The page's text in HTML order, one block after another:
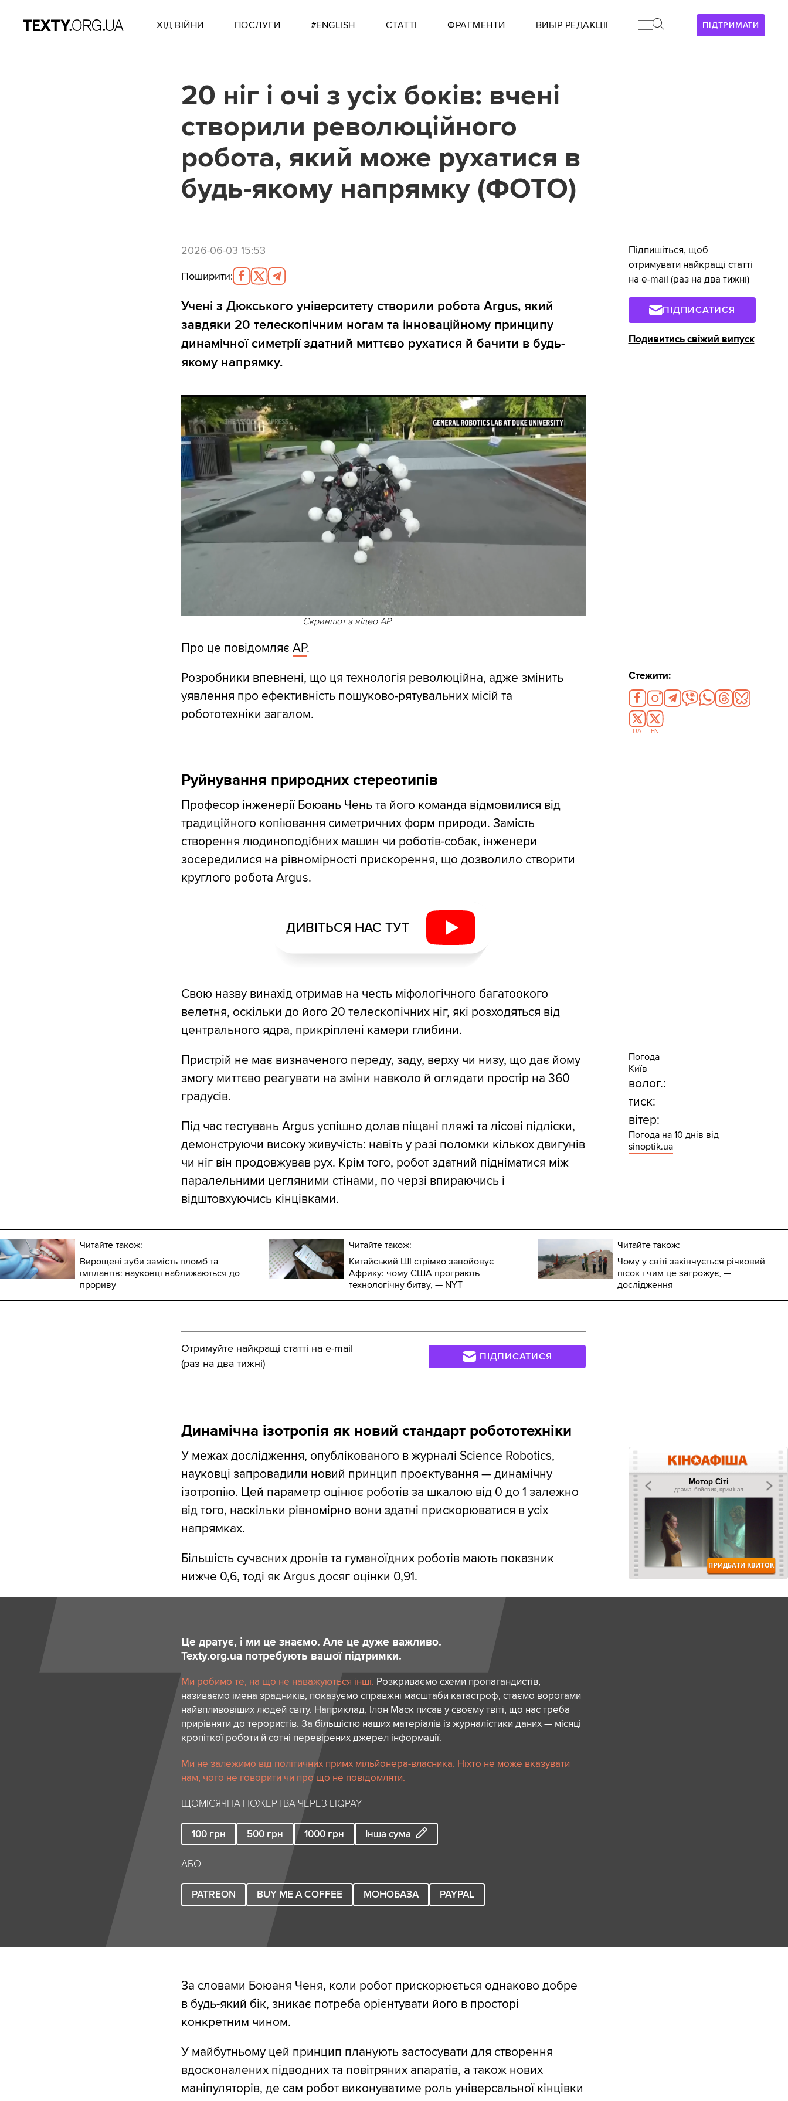
ПІДТРИМАТИ
ХІД ВІЙНИ ПОСЛУГИ #ENGLISH СТАТТІ ФРАГМЕНТИ ВИБІР РЕДАКЦІЇ
20 ніг і очі з усіх боків: вчені
створили революційного
робота, який може рухатися в
будь-якому напрямку (ФОТО)
2026-06-03 15:53
Поширити:
Учені з Дюкського університету створили робота Argus, який
завдяки 20 телескопічним ногам та інноваційному принципу
динамічної симетрії здатний миттєво рухатися й бачити в будь-
якому напрямку.
Скриншот з відео AP
Про це повідомляє AP.
Розробники впевнені, що ця технологія революційна, адже змінить
уявлення про ефективність пошуково-рятувальних місій та
робототехніки загалом.
Руйнування природних стереотипів
Професор інженерії Боюань Чень та його команда відмовилися від
традиційного копіювання симетричних форм природи. Замість
створення людиноподібних машин чи роботів-собак, інженери
зосередилися на рівномірності прискорення, що дозволило створити
круглого робота Argus.
ДИВІТЬСЯ НАС ТУТ
Свою назву винахід отримав на честь міфологічного багатоокого
велетня, оскільки до його 20 телескопічних ніг, які розходяться від
центрального ядра, прикріплені камери глибини.
Пристрій не має визначеного переду, заду, верху чи низу, що дає йому
змогу миттєво реагувати на зміни навколо й оглядати простір на 360
градусів.
Під час тестувань Argus успішно долав піщані пляжі та лісові підліски,
демонструючи високу живучість: навіть у разі поломки кількох двигунів
чи ніг він продовжував рух. Крім того, робот здатний підніматися між
паралельними цегляними стінами, по черзі впираючись і
відштовхуючись кінцівками.
Читайте також:
Вирощені зуби замість пломб та
імплантів: науковці наближаються до
прориву
Читайте також:
Китайський ШІ стрімко завойовує
Африку: чому США програють
технологічну битву, — NYT
Читайте також:
Чому у світі закінчується річковий
пісок і чим це загрожує, —
дослідження
Отримуйте найкращі статті на e-mail
(раз на два тижні)
ПІДПИСАТИСЯ
Динамічна ізотропія як новий стандарт робототехніки
У межах дослідження, опублікованого в журналі Science Robotics,
науковці запровадили новий принцип проєктування — динамічну
ізотропію. Цей параметр оцінює роботів за шкалою від 0 до 1 залежно
від того, наскільки рівномірно вони здатні прискорюватися в усіх
напрямках.
Більшість сучасних дронів та гуманоїдних роботів мають показник
нижче 0,6, тоді як Argus досяг оцінки 0,91.
Це дратує, і ми це знаємо. Але це дуже важливо.
Texty.org.ua потребують вашої підтримки.
Ми робимо те, на що не наважуються інші. Розкриваємо схеми пропагандистів,
називаємо імена зрадників, показуємо справжні масштаби катастроф, стаємо ворогами
найвпливовіших людей світу. Наприклад, Ілон Маск писав у своєму твіті, що нас треба
прирівняти до терористів. За більшістю наших матеріалів із журналістики даних — місяці
кропіткої роботи й сотні перевірених джерел інформації.
Ми не залежимо від політичних примх мільйонера-власника. Ніхто не може вказувати
нам, чого не говорити чи про що не повідомляти.
ЩОМІСЯЧНА ПОЖЕРТВА ЧЕРЕЗ LIQPAY
100 грн 500 грн 1000 грн Інша сума
АБО
PATREON BUY ME A COFFEE МОНОБАЗА PAYPAL
За словами Боюаня Ченя, коли робот прискорюється однаково добре
в будь-який бік, зникає потреба орієнтувати його в просторі
конкретним чином.
У майбутньому цей принцип планують застосувати для створення
вдосконалених підводних та повітряних апаратів, а також нових
маніпуляторів, де сам робот виконуватиме роль універсальної кінцівки
Підпишіться, щоб
отримувати найкращі статті
на e-mail (раз на два тижні)
ПІДПИСАТИСЯ
Подивитись свіжий випуск
Стежити:
UA EN
Погода
Київ
волог.:
тиск:
вітер:
Погода на 10 днів від
sinoptik.ua